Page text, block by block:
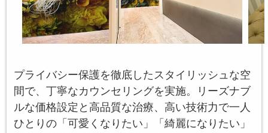
プライバシー保護を徹底したスタイリッシュな空
間で、丁寧なカウンセリングを実施。リーズナブ
ルな価格設定と高品質な治療、高い技術力で一人
ひとりの「可愛くなりたい」「綺麗になりたい」